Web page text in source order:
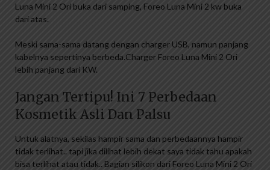
Luna Mini 2 Ori buka dari samping, Foreo Luna Mini 2 kw buka
dari atas.
Meski sama-sama datang dengan charger USB, namun panjang
kabelnya sepertinya berbeda.Charger Foreo Luna Mini 2 Ori
lebih panjang dari KW.
Jangan Tertipu! Ini 7 Perbedaan
Kosmetik Asli Dan Palsu
Untuk alatnya, sekilas hampir sama dan perbedaannya hampir
tidak terlihat.. tapi jika dilihat lebih dekat saya tidak tahu apakah
bisa terlihat atau tidak.. Bagian silikon dari Foreo Luna Mini 2 Ori